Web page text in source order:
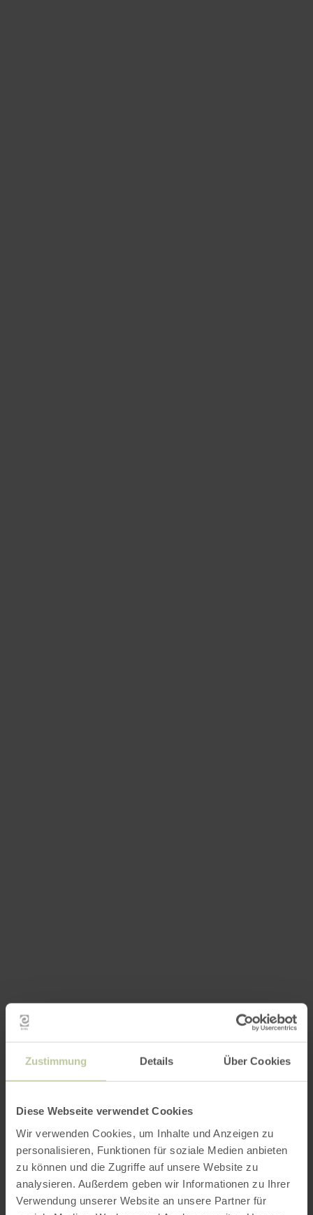
Zustimmung Details Über Cookies
Diese Webseite verwendet Cookies
Wir verwenden Cookies, um Inhalte und Anzeigen zu
personalisieren, Funktionen für soziale Medien anbieten
zu können und die Zugriffe auf unsere Website zu
analysieren. Außerdem geben wir Informationen zu Ihrer
Verwendung unserer Website an unsere Partner für